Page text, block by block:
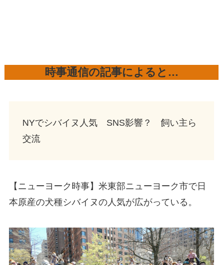
時事通信の記事によると…
NYでシバイヌ人気 SNS影響？ 飼い主ら
交流
【ニューヨーク時事】米東部ニューヨーク市で日
本原産の犬種シバイヌの人気が広がっている。